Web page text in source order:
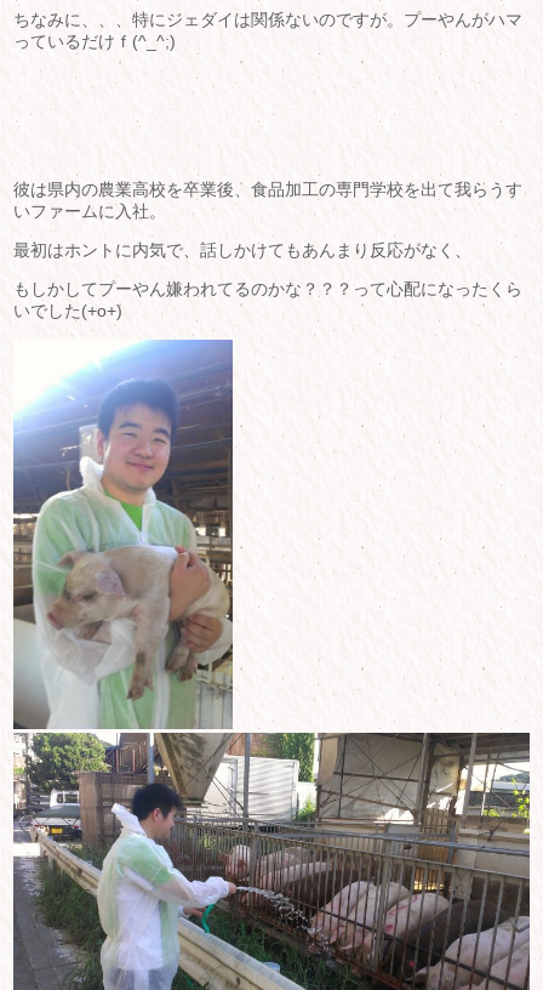
ちなみに、、、特にジェダイは関係ないのですが。プーやんがハマ
っているだけｆ(^_^;)
彼は県内の農業高校を卒業後、食品加工の専門学校を出て我らうす
いファームに入社。
最初はホントに内気で、話しかけてもあんまり反応がなく、
もしかしてプーやん嫌われてるのかな？？？って心配になったくら
いでした(+o+)